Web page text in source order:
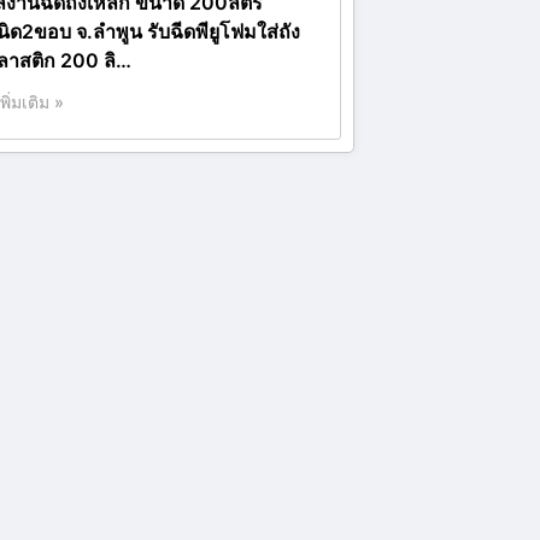
ด2ขอบ จ.ลำพูน รับฉีดพียูโฟมใส่ถัง
าสติก 200 ลิ…
มเติม »